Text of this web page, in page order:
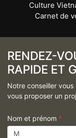
Culture
Carnet de
RENDEZ-
RAPIDE ET
Notre conseiller
vous proposer un
Nom et prénom *